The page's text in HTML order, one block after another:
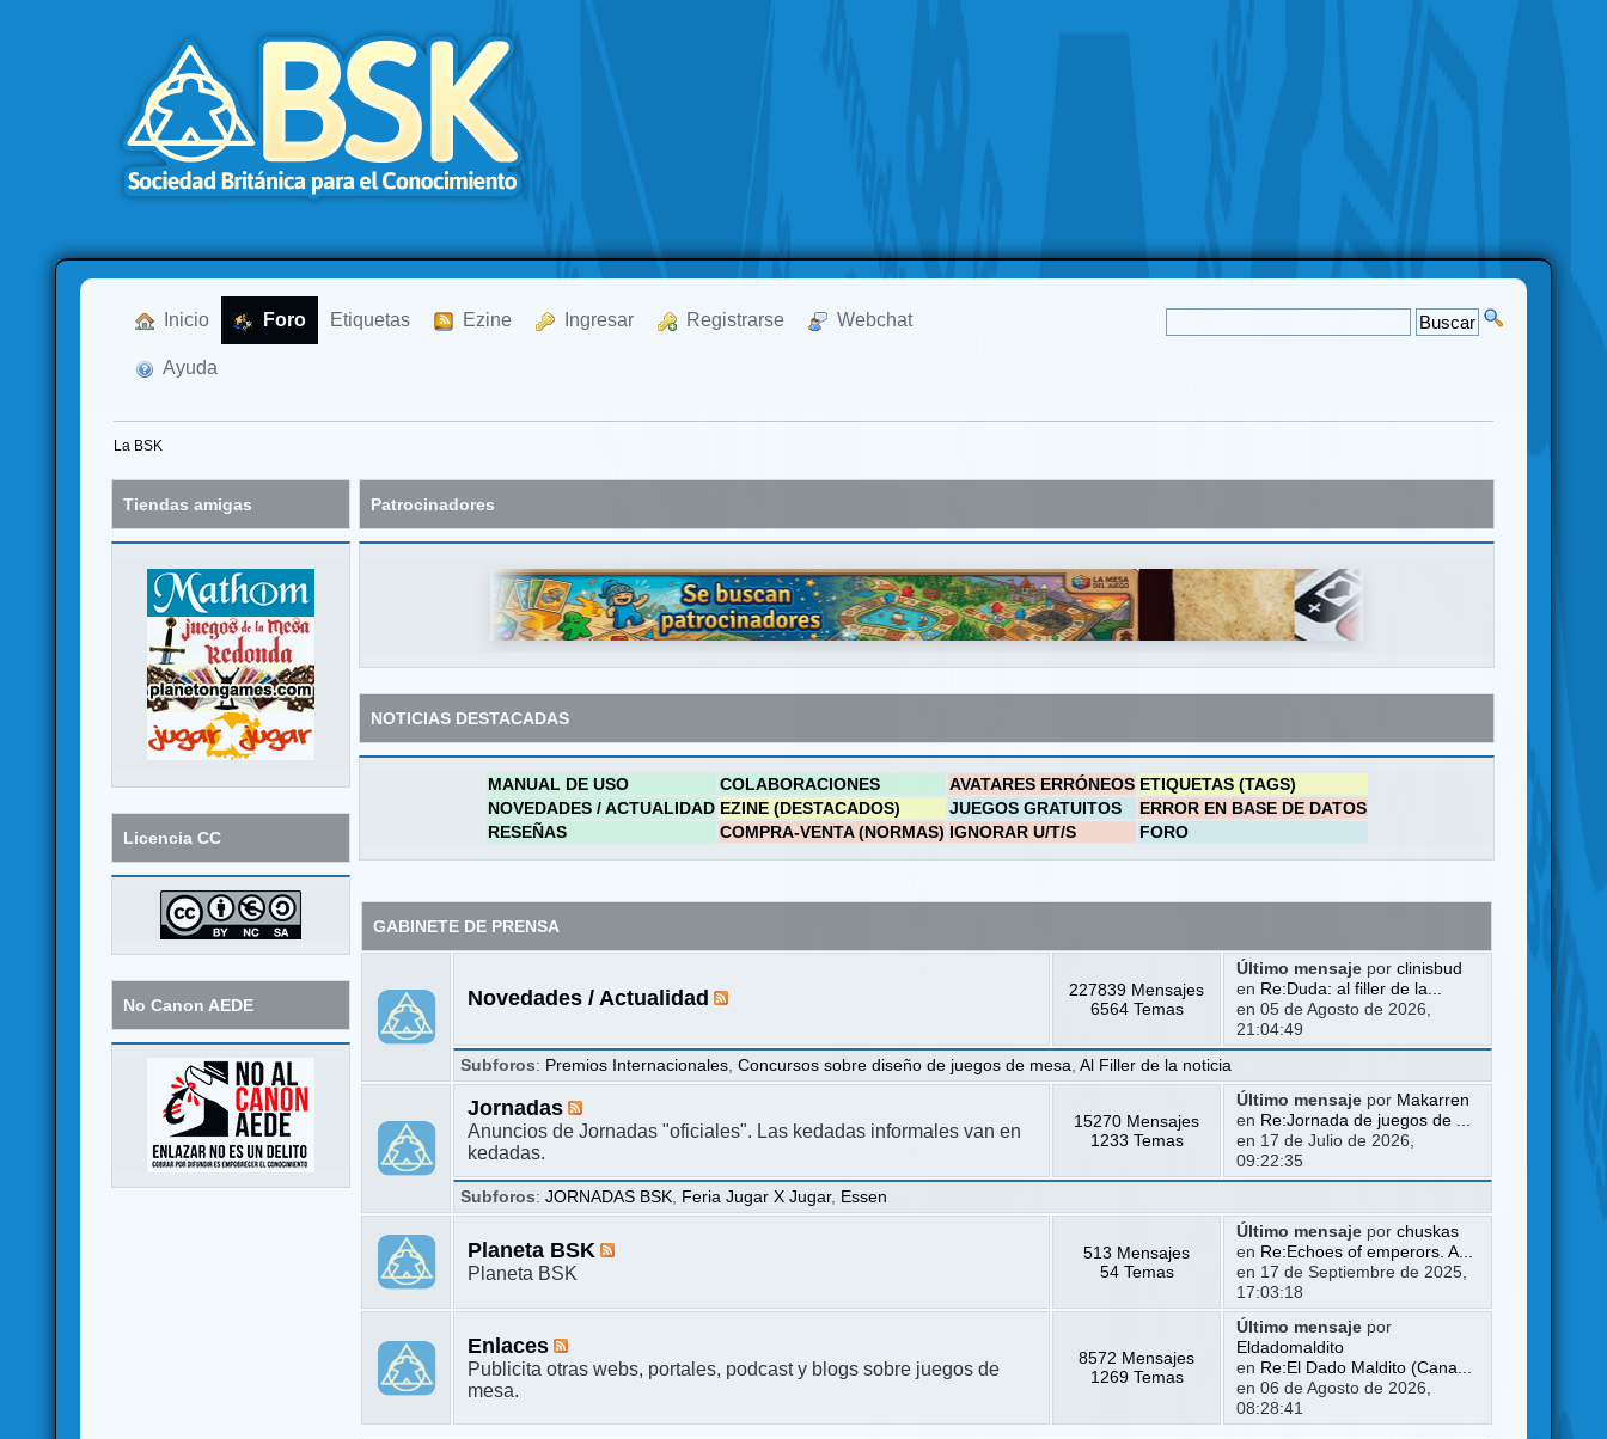
Inicio Foro Etiquetas Ezine Ingresar Registrarse Webchat
Ayuda
La BSK
Tiendas amigas
Licencia CC
No Canon AEDE
Patrocinadores
NOTICIAS DESTACADAS
MANUAL DE USO COLABORACIONES AVATARES ERRÓNEOS ETIQUETAS (TAGS)
NOVEDADES / ACTUALIDAD EZINE (DESTACADOS) JUEGOS GRATUITOS
ERROR EN BASE DE DATOS
RESEÑAS
COMPRA-VENTA (NORMAS) IGNORAR U/T/S FORO
GABINETE DE PRENSA
Novedades / Actualidad
227839 Mensajes
6564 Temas
Último mensajepor clinisbud
en Re:Duda: al filler de la...
en 05 de Agosto de 2026,
21:04:49
Subforos: Premios Internacionales ,Concursos sobre diseño de juegos de mesa ,Al Filler de la noticia
Jornadas
Anuncios de Jornadas "oficiales". Las kedadas informales van en
kedadas.
15270 Mensajes
1233 Temas
Último mensajepor Makarren
en Re:Jornada de juegos de ...
en 17 de Julio de 2026,
09:22:35
Subforos:JORNADAS BSK Feria Jugar X Jugar, Essen
Planeta BSK
Planeta BSK
513 Mensajes
54 Temas
Último mensajepor chuskas
en Re:Echoes of emperors. A...
en 17 de Septiembre de 2025,
17:03:18
Enlaces
Publicita otras webs, portales, podcast y blogs sobre juegos de
mesa.
8572 Mensajes
1269 Temas
Último mensajepor
Eldadomaldito
en Re:El Dado Maldito (Cana...
en 06 de Agosto de 2026,
08:28:41